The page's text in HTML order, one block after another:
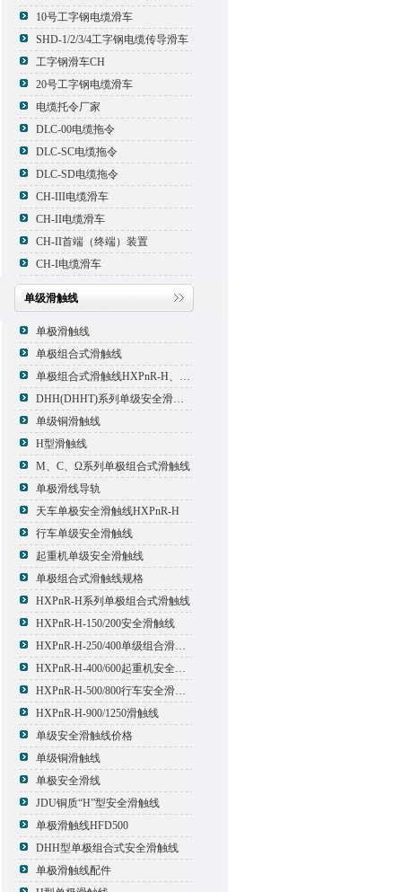
10号工字钢电缆滑车
SHD-1/2/3/4工字钢电缆传导滑车
工字钢滑车CH
20号工字钢电缆滑车
电缆托令厂家
DLC-00电缆拖令
DLC-SC电缆拖令
DLC-SD电缆拖令
CH-III电缆滑车
CH-II电缆滑车
CH-II首端（终端）装置
CH-I电缆滑车
单级滑触线
单极滑触线
单极组合式滑触线
单极组合式滑触线HXPnR-H、HXPnR-H8 、HXPnR-HT
DHH(DHHT)系列单级安全滑触线
单级铜滑触线
H型滑触线
M、C、Ω系列单极组合式滑触线
单极滑线导轨
天车单极安全滑触线HXPnR-H
行车单级安全滑触线
起重机单级安全滑触线
单极组合式滑触线规格
HXPnR-H系列单极组合式滑触线
HXPnR-H-150/200安全滑触线
HXPnR-H-250/400单级组合滑触线
HXPnR-H-400/600起重机安全滑触线
HXPnR-H-500/800行车安全滑触线
HXPnR-H-900/1250滑触线
单级安全滑触线价格
单级铜滑触线
单极安全滑线
JDU铜质“H”型安全滑触线
单极滑触线HFD500
DHH型单极组合式安全滑触线
单极滑触线配件